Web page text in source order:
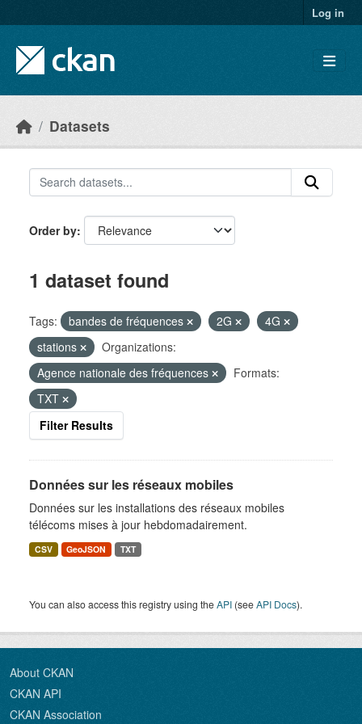
Log in
Datasets
Order by
1 dataset found
Tags: bandes de fréquences 2G
4G
stations
Organizations:
Agence nationale des fréquences
Formats:
TXT
Filter Results
Données sur les réseaux mobiles
Données sur les installations des réseaux mobiles
télécoms mises à jour hebdomadairement.
CSV GeoJSON TXT
You can also access this registry using theAPI (seeAPI Docs).
About CKAN
CKAN API
CKAN Association